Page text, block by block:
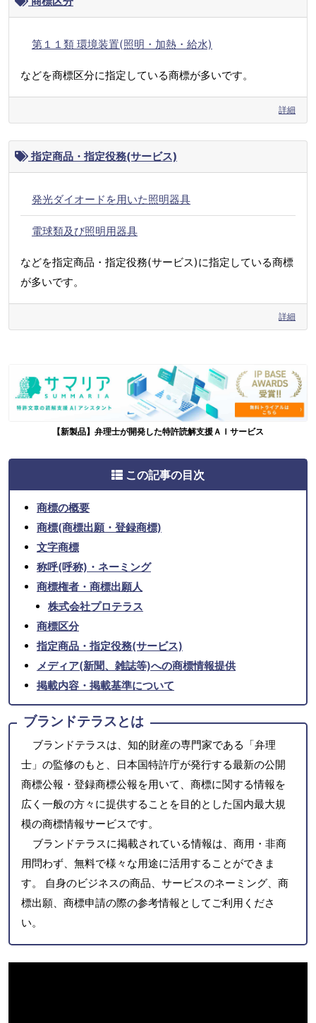
第１１類 環境装置(照明・加熱・給水)
などを商標区分に指定している商標が多いです。
詳細
指定商品・指定役務(サービス)
発光ダイオードを用いた照明器具
電球類及び照明用器具
などを指定商品・指定役務(サービス)に指定している商標
が多いです。
詳細
【新製品】弁理士が開発した特許読解支援ＡＩサービス
この記事の目次
商標の概要
商標(商標出願・登録商標)
文字商標
称呼(呼称)・ネーミング
商標権者・商標出願人
株式会社プロテラス
商標区分
指定商品・指定役務(サービス)
メディア(新聞、雑誌等)への商標情報提供
掲載内容・掲載基準について
ブランドテラスとは
ブランドテラスは、知的財産の専門家である「弁理
士」の監修のもと、日本国特許庁が発行する最新の公開
商標公報・登録商標公報を用いて、商標に関する情報を
広く一般の方々に提供することを目的とした国内最大規
模の商標情報サービスです。
ブランドテラスに掲載されている情報は、商用・非商
用問わず、無料で様々な用途に活用することができま
す。 自身のビジネスの商品、サービスのネーミング、商
標出願、商標申請の際の参考情報としてご利用くださ
い。